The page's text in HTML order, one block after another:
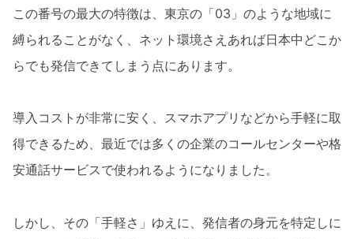
この番号の最大の特徴は、東京の「03」のような地域に
縛られることがなく、ネット環境さえあれば日本中どこか
らでも発信できてしまう点にあります。
導入コストが非常に安く、スマホアプリなどから手軽に取
得できるため、最近では多くの企業のコールセンターや格
安通話サービスで使われるようになりました。
しかし、その「手軽さ」ゆえに、発信者の身元を特定しに